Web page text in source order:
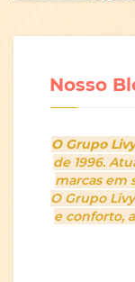
Nosso
O Grupo
de 1996.
marcas em
O Grupo
e conforto,